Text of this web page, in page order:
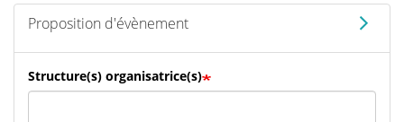
Proposition d'évènement
Structure(s) organisatrice(s)